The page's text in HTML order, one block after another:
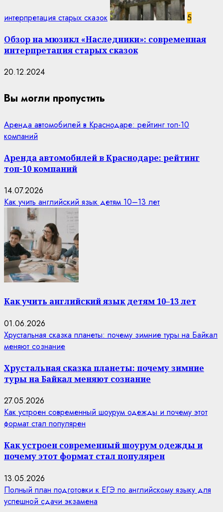
интерпретация старых сказок 5
Обзор на мюзикл «Наследники»: современная
интерпретация старых сказок
20.12.2024
Вы могли пропустить
Аренда автомобилей в Краснодаре: рейтинг топ-10
компаний
Аренда автомобилей в Краснодаре: рейтинг
топ-10 компаний
14.07.2026
Как учить английский язык детям 10–13 лет
Как учить английский язык детям 10–13 лет
01.06.2026
Хрустальная сказка планеты: почему зимние туры на Байкал
меняют сознание
Хрустальная сказка планеты: почему зимние
туры на Байкал меняют сознание
27.05.2026
Как устроен современный шоурум одежды и почему этот
формат стал популярен
Как устроен современный шоурум одежды и
почему этот формат стал популярен
13.05.2026
Полный план подготовки к ЕГЭ по английскому языку для
успешной сдачи экзамена